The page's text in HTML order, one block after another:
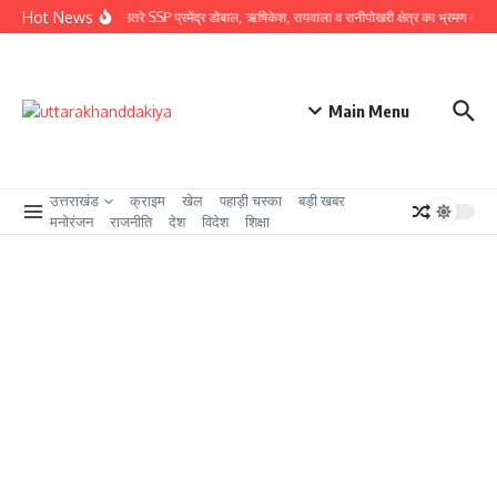
Skip to content
Hot News
ग्राउंड जीरो पर उतरे SSP प्रमेंद्र डोबाल, ऋषिकेश, रायवाला व रानीपोखरी क्षेत्र का भ्रमण कर
Main Menu
उत्तराखंड क्राइम खेल पहाड़ी चस्का
बड़ी खबर
मनोरंजन
राजनीति देश विदेश शिक्षा